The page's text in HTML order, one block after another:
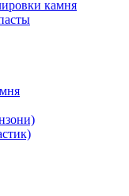
камня